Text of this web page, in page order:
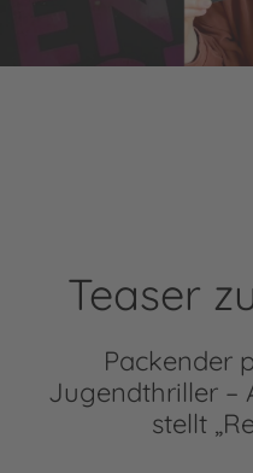
Teaser
Packender
Jugendthriller –
stellt